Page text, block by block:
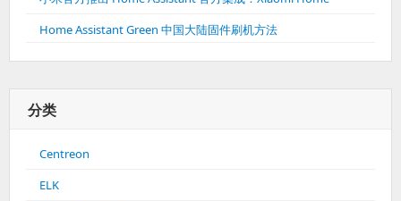
Home Assistant Green 中国大陆固件刷机方法
分类
Centreon
ELK